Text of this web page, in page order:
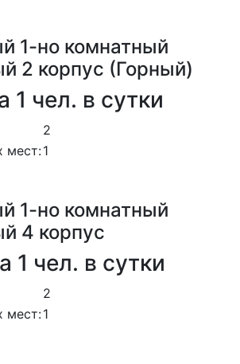
1-но комнатный
2 корпус (Горный)
1 чел. в сутки
2
мест:1
1-но комнатный
4 корпус
1 чел. в сутки
2
мест:1